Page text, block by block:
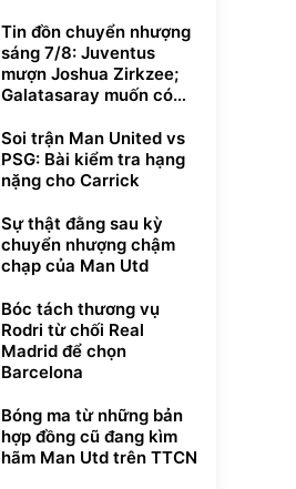
Tin đồn chuyển nhượng
sáng 7/8: Juventus
mượn Joshua Zirkzee;
Galatasaray muốn có
Soi trận Man United vs
PSG: Bài kiểm tra hạng
nặng cho Carrick
Sự thật đằng sau kỳ
chuyển nhượng chậm
chạp của Man Utd
Bóc tách thương vụ
Rodri từ chối Real
Madrid để chọn
Barcelona
Bóng ma từ những bản
hợp đồng cũ đang kìm
hãm Man Utd trên TTCN